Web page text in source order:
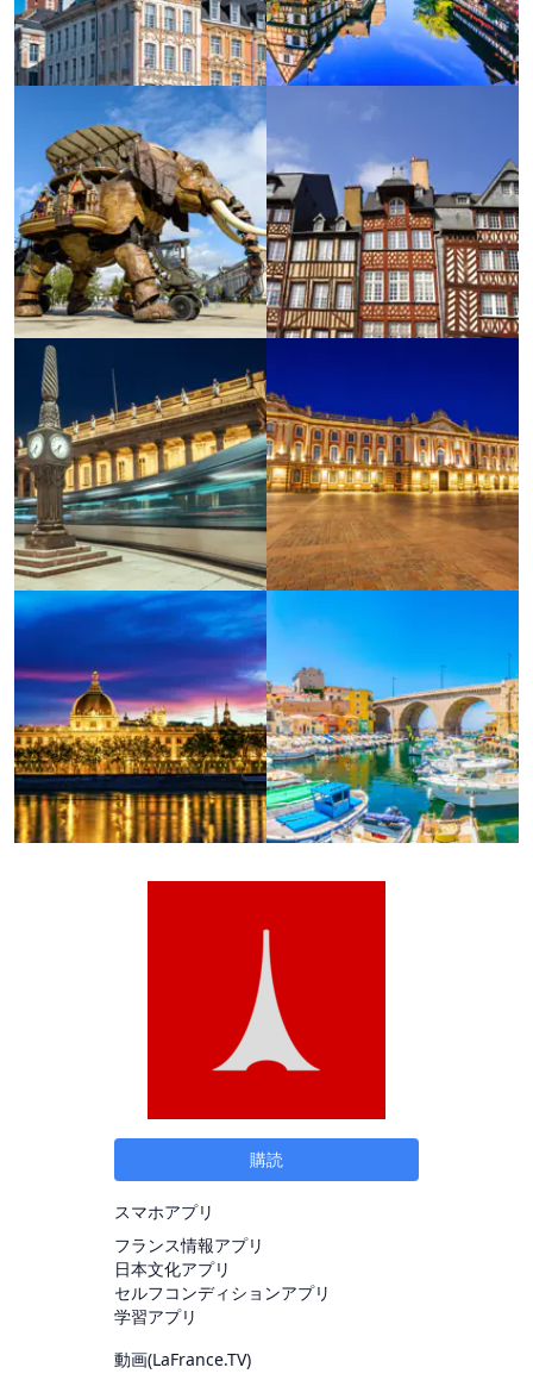
購読
スマホアプリ
フランス情報アプリ
日本文化アプリ
セルフコンディションアプリ
学習アプリ
動画(LaFrance.TV)